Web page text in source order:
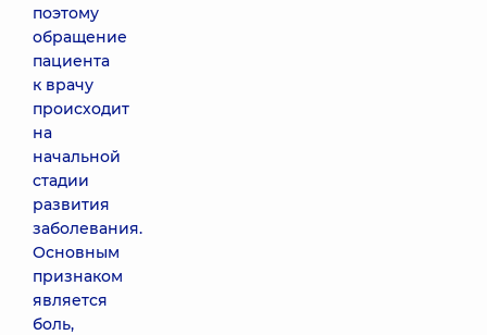
поэтому
обращение
пациента
к врачу
происходит
на
начальной
стадии
развития
заболевания.
Основным
признаком
является
боль,